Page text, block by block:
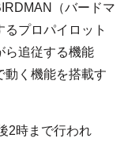
（バードマ
プロパイロット
ら追従する機能
動く機能を搭載す
2時まで行われ